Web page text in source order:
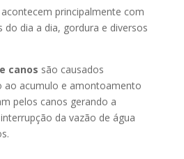
acontecem principalmente com
do dia a dia, gordura e diversos
canos são causados
ao acumulo e amontoamento
pelos canos gerando a
da vazão de água